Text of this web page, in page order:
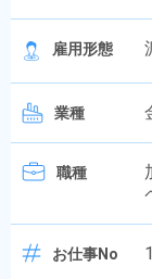
雇用形態
業種
職種
お仕事No